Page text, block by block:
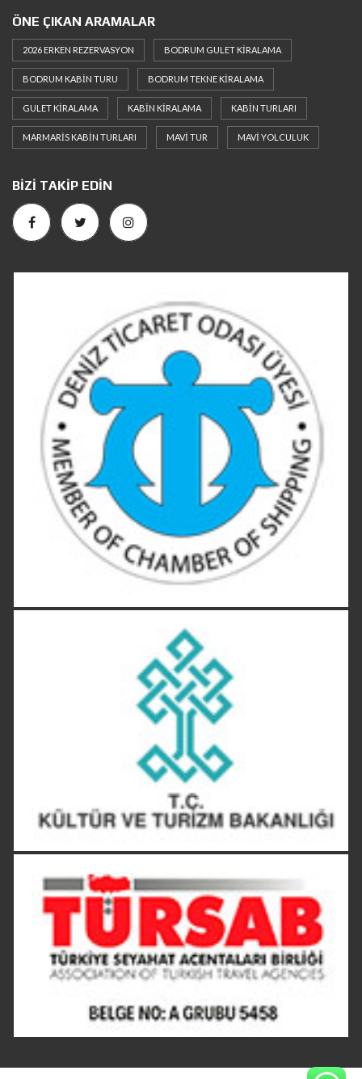
ÖNE ÇIKAN ARAMALAR
2026 ERKEN REZERVASYON BODRUM GULET KIRALAMA
BODRUM KABIN TURU BODRUM TEKNE KIRALAMA
GULET KIRALAMA KABIN KIRALAMA KABIN TURLARI
MARMARIS KABIN TURLARI MAVI TUR MAVI YOLCULUK
BIZI TAKIP EDIN